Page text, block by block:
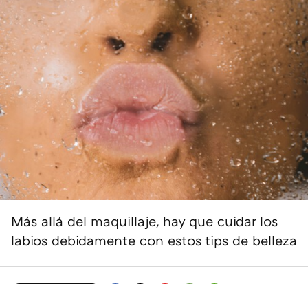
Más allá del maquillaje, hay que cuidar los
labios debidamente con estos tips de belleza